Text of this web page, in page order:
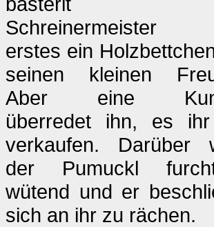
Schreinermeister
erstes ein
seinen kleinen
Aber eine
überredet ihn, es
verkaufen. Darüber
der Pumuckl
wütend und er
sich an ihr zu rächen.